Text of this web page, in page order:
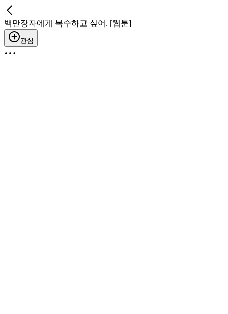
백만장자에게 복수하고 싶어. [웹툰]
관심